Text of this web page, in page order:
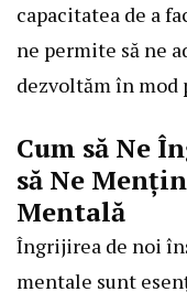
capacitatea de a
ne permite să ne
dezvoltăm în mod
Cum să Ne
să Ne
Mentală
Îngrijirea de noi
mentale sunt